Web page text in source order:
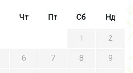
Чт Пт Сб Нд
1 2
6 7 8 9